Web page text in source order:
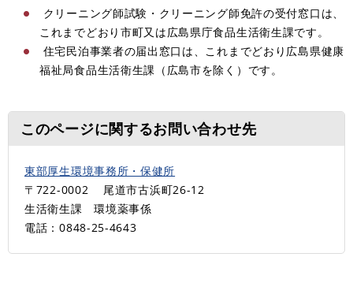
クリーニング師試験・クリーニング師免許の受付窓口は、
これまでどおり市町又は広島県庁食品生活衛生課です。
住宅民泊事業者の届出窓口は、これまでどおり広島県健康
福祉局食品生活衛生課（広島市を除く）です。
このページに関するお問い合わせ先
東部厚生環境事務所・保健所
〒722-0002
尾道市古浜町26-12
生活衛生課 環境薬事係
電話：0848-25-4643